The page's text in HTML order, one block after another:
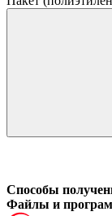
Способы
Файлы и